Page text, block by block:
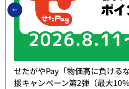
前のスライドを表示
熱中症予防「お休み処